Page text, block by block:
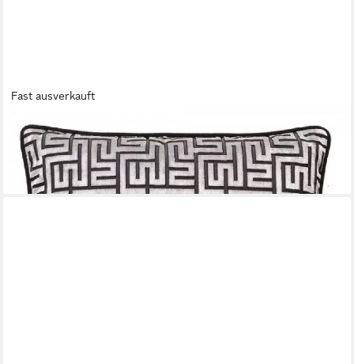
Fast ausverkauft
ROHLEDER
Kissenhülle Kissenhülle Eternity Quantum Graphite (50x50cm)
129,95 €
lieferbar - in 2-3 Werktagen bei dir